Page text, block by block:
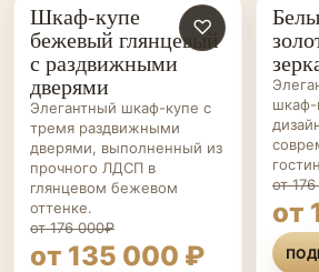
ШКАФЫ-
КУПЕ НА ЗАКАЗ
♡
Шкаф-купе
бежевый глянцевый
с раздвижными
дверями
Элегантный шкаф-купе с
тремя раздвижными
дверями, выполненный из
прочного ЛДСП в
глянцевом бежевом
оттенке.
от 176 000₽
от 135 000 ₽
шкаф-
от
от